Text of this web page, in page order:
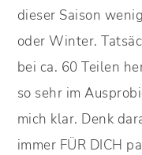
dieser Saison
oder Winter.
bei ca. 60 Teilen
so sehr im
mich klar. Denk
immer FÜR DICH